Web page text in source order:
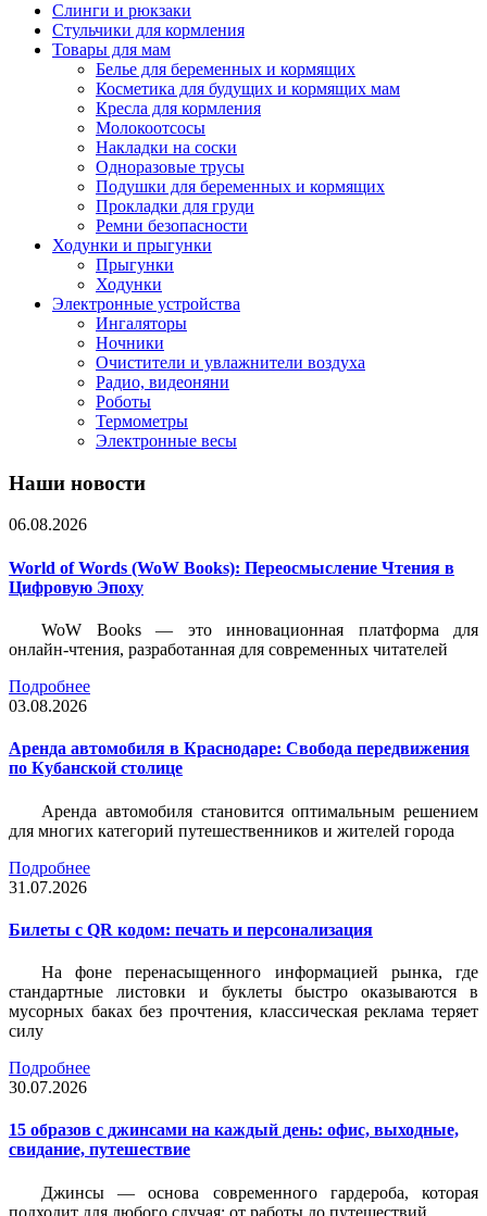
Слинги и рюкзаки
Стульчики для кормления
Товары для мам
Белье для беременных и кормящих
Косметика для будущих и кормящих мам
Кресла для кормления
Молокоотсосы
Накладки на соски
Одноразовые трусы
Подушки для беременных и кормящих
Прокладки для груди
Ремни безопасности
Ходунки и прыгунки
Прыгунки
Ходунки
Электронные устройства
Ингаляторы
Ночники
Очистители и увлажнители воздуха
Радио, видеоняни
Роботы
Термометры
Электронные весы
Наши новости
06.08.2026
World of Words (WoW Books): Переосмысление Чтения в
Цифровую Эпоху
WoW Books — это инновационная платформа для
онлайн-чтения, разработанная для современных читателей
Подробнее
03.08.2026
Аренда автомобиля в Краснодаре: Свобода передвижения
по Кубанской столице
Аренда автомобиля становится оптимальным решением
для многих категорий путешественников и жителей города
Подробнее
31.07.2026
Билеты c QR кодом: печать и персонализация
На фоне перенасыщенного информацией рынка, где
стандартные листовки и буклеты быстро оказываются в
мусорных баках без прочтения, классическая реклама теряет
силу
Подробнее
30.07.2026
15 образов с джинсами на каждый день: офис, выходные,
свидание, путешествие
Джинсы — основа современного гардероба, которая
подходит для любого случая: от работы до путешествий